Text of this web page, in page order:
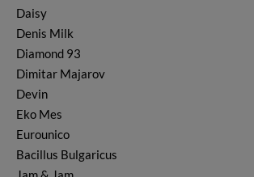
Nudeln, Teig & Reis
Schokolade & Waffeln
Snacks & Chips
Süßigkeiten & Bonbons
Tee
Wurst
Wasser
Daisy
Denis Milk
Diamond 93
Dimitar Majarov
Devin
Eko Mes
Eurounico
Bacillus Bulgaricus